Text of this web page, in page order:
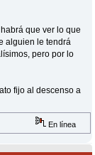
que ver lo que
alguien le tendrá
pero por lo
fijo al descenso a
En línea